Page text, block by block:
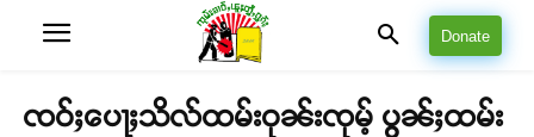
Donate
ၸဝ်ႈပေႃႈသိလ်ထမ်းဝုၼ်းၸုမ့် ပွၼ်ႈထမ်း